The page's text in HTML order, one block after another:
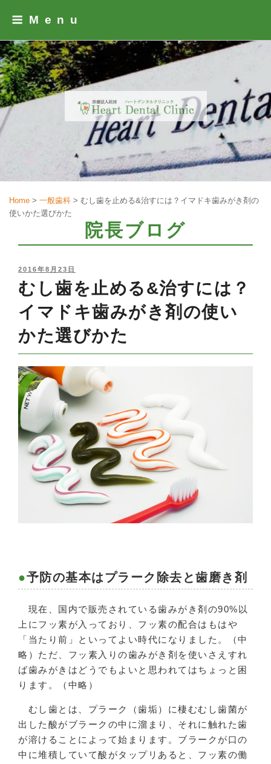
Menu
Home > 一般歯科 > むし歯を止める&治すには？イマドキ歯みがき剤の
使いかた選びかた
院長ブログ
POSTED
ON
2016年8月23日
むし歯を止める&治すには？
イマドキ歯みがき剤の使い
かた選びかた
予防の基本はプラーク除去と歯磨き剤
現在、国内で販売されている歯みがき剤の90%以
上にフッ素が入っており、フッ素の配合はもはや
「当たり前」といってよい時代になりました。（中
略）ただ、フッ素入りの歯みがき剤を使いさえすれ
ば歯みがきはどうでもよいと思われてはちょっと困
ります。（中略）
むし歯とは、プラーク（歯垢）に棲むむし歯菌が
出した酸がブラークの中に溜まり、それに触れた歯
が溶けることによって始まります。ブラークが口の
中に堆積していて酸がタップリあると、フッ素の働